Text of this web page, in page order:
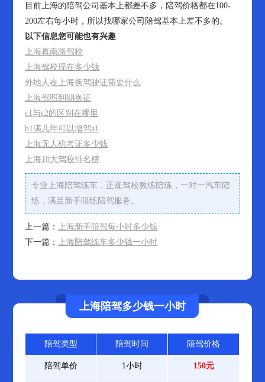
目前上海的陪驾公司基本上都差不多，陪驾价格都在100-
200左右每小时，所以找哪家公司陪驾基本上差不多的。
以下信息您可能也有兴趣
上海真南路驾校
上海驾校现在多少钱
外地人在上海换驾驶证需要什么
上海驾照到期换证
c1与c2的区别在哪里
b1满几年可以增驾a1
上海无人机考证多少钱
上海10大驾校排名榜
专业上海陪驾练车，正规驾校教练陪练，一对一汽车陪
练，满足新手陪练陪驾服务。
上一篇：
上海新手陪驾每小时多少钱
下一篇：
上海陪驾练车多少钱一小时
上海陪驾多少钱一小时
陪驾类型 陪驾时间 陪驾价格
陪驾单价 1小时 150元